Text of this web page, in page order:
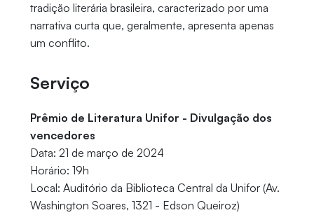
tradição literária brasileira, caracterizado por uma
narrativa curta que, geralmente, apresenta apenas
um conflito.
Serviço
Prêmio de Literatura Unifor - Divulgação dos
vencedores
Data: 21 de março de 2024
Horário: 19h
Local: Auditório da Biblioteca Central da Unifor (Av.
Washington Soares, 1321 - Edson Queiroz)